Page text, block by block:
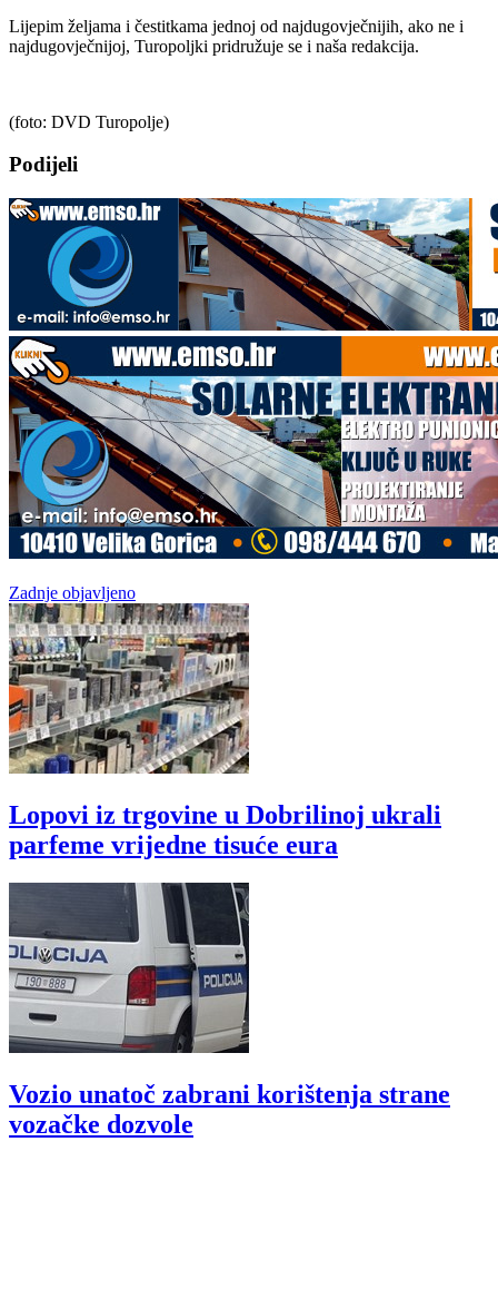
Lijepim željama i čestitkama jednoj od najdugovječnijih, ako ne i
najdugovječnijoj, Turopoljki pridružuje se i naša redakcija.
(foto: DVD Turopolje)
Podijeli
Zadnje objavljeno
Lopovi iz trgovine u Dobrilinoj ukrali
parfeme vrijedne tisuće eura
Vozio unatoč zabrani korištenja strane
vozačke dozvole